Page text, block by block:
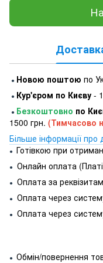
● Новою поштою по
● Кур'єром по Києву -
● Безкоштовно по
1500 грн. (Тимчасово
Більше інформації про
● Готівкою при
● Онлайн оплата
● Оплата за
● Оплата через
● Оплата через
● Обмін/повернення